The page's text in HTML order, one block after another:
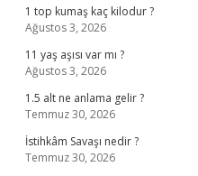
1 top kumaş kaç kilodur ?
Ağustos 3, 2026
11 yaş aşısı var mı ?
Ağustos 3, 2026
1.5 alt ne anlama gelir ?
Temmuz 30, 2026
İstihkâm Savaşı nedir ?
Temmuz 30, 2026